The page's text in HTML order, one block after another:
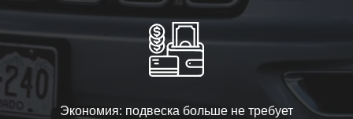
Экономия: подвеска больше не требует